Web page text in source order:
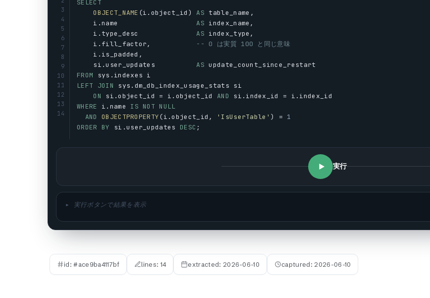
3
4
5
6
7
8
9
10
11
12
13
14
SELECT
OBJECT_NAME (i . object_id ) AS table_name ,
i .name AS index_name ,
i . type_desc AS index_type ,
i . fill_factor, -- 0 は実質 100 と同じ意味
i . is_padded ,
si .user_updates AS update_count_since_restart
FROM
sys . indexes i
LEFT
JOIN sys . dm_db_index_usage_stats si
ON
si .object_id = i . object_id AND si . index_id = i . index_id
WHERE
i . name IS NOT NULL
AND
OBJECTPROPERTY(i .object_id , 'IsUserTable' ) = 1
ORDER BY si .user_updates DESC ;
実行
▸ 実行ボタンで結果を表示
id: #ace9ba4117bf lines: 14 extracted: 2026-06-10 captured: 2026-06-10